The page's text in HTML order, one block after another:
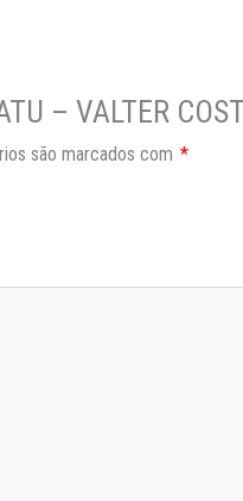
– VALTER
são marcados com *